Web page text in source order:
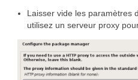
Laisser vide les paramètres
utilisez un serveur proxy